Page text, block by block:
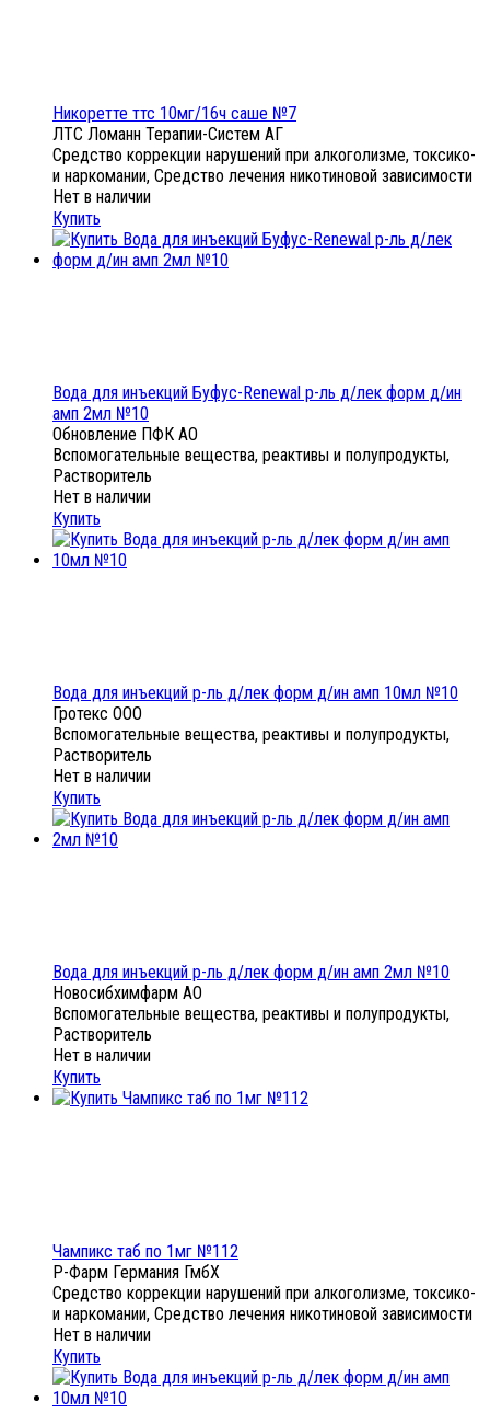
Никоретте ттс 10мг/16ч саше №7
ЛТС Ломанн Терапии-Систем АГ
Средство коррекции нарушений при алкоголизме, токсико-
и наркомании, Средство лечения никотиновой зависимости
Нет в наличии
Купить
Вода для инъекций Буфус-Renewal р-ль д/лек форм д/ин
амп 2мл №10
Обновление ПФК АО
Вспомогательные вещества, реактивы и полупродукты,
Растворитель
Нет в наличии
Купить
Вода для инъекций р-ль д/лек форм д/ин амп 10мл №10
Гротекс ООО
Вспомогательные вещества, реактивы и полупродукты,
Растворитель
Нет в наличии
Купить
Вода для инъекций р-ль д/лек форм д/ин амп 2мл №10
Новосибхимфарм АО
Вспомогательные вещества, реактивы и полупродукты,
Растворитель
Нет в наличии
Купить
Чампикс таб по 1мг №112
Р-Фарм Германия ГмбХ
Средство коррекции нарушений при алкоголизме, токсико-
и наркомании, Средство лечения никотиновой зависимости
Нет в наличии
Купить